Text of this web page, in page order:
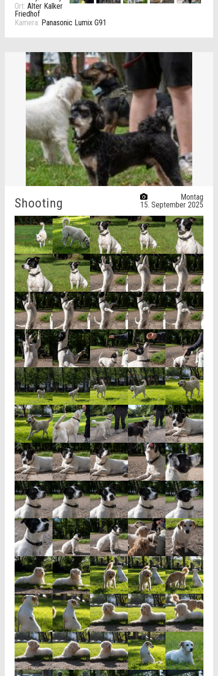
Ort: Alter Kalker
Friedhof
Kamera: Panasonic Lumix G91
Montag
15. September 2025
Shooting